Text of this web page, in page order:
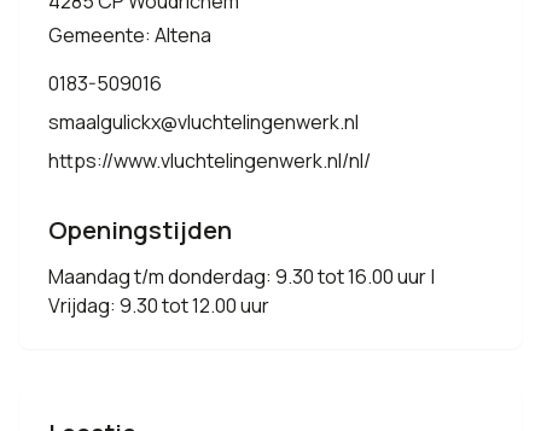
Gemeente: Altena
0183-509016
smaalgulickx@vluchtelingenwerk.nl
https://www.vluchtelingenwerk.nl/nl/
Openingstijden
Maandag t/m donderdag: 9.30 tot 16.00 uur |
Vrijdag: 9.30 tot 12.00 uur